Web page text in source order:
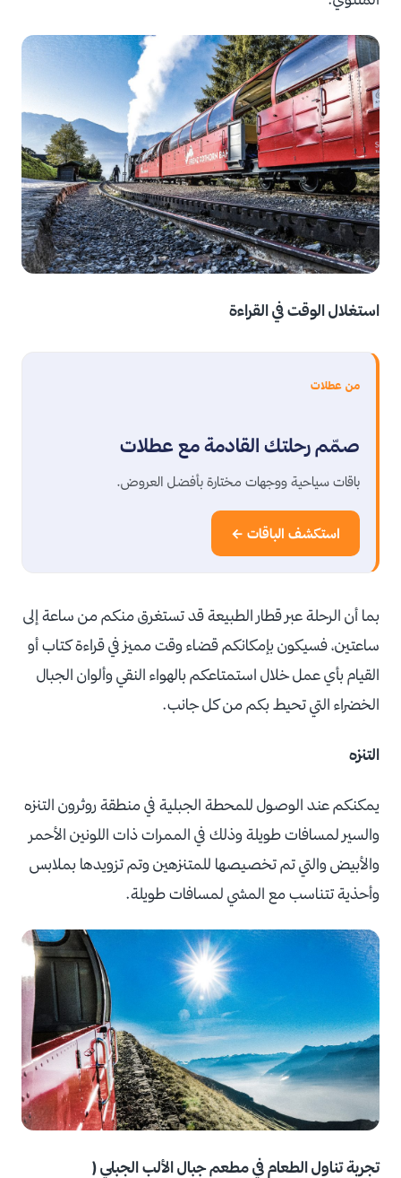
استغلال الوقت في القراءة
من عطلات
صمّم رحلتك القادمة مع عطلات
باقات سياحية ووجهات مختارة بأفضل العروض.
استكشف الباقات ←
بما أن الرحلة عبر قطار الطبيعة قد تستغرق منكم من ساعة إلى
ساعتين، فسيكون بإمكانكم قضاء وقت مميز في قراءة كتاب أو
القيام بأي عمل خلال استمتاعكم بالهواء النقي وألوان الجبال
الخضراء التي تحيط بكم من كل جانب.
التنزه
يمكنكم عند الوصول للمحطة الجبلية في منطقة روثرون التنزه
والسير لمسافات طويلة وذلك في الممرات ذات اللونين الأحمر
والأبيض والتي تم تخصيصها للمتنزهين وتم تزويدها بملابس
وأحذية تتناسب مع المشي لمسافات طويلة.
تجربة تناول الطعام في مطعم جبال الألب الجبلي (